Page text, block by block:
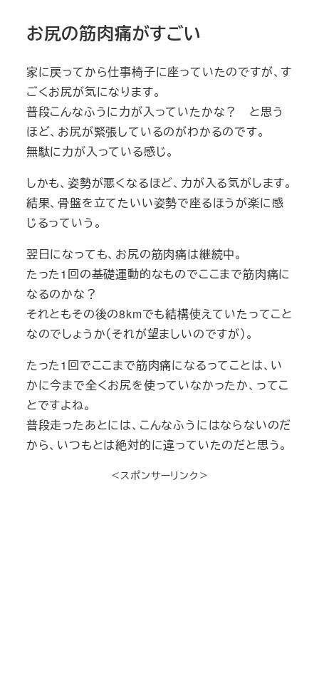
お尻の筋肉痛がすごい
家に戻ってから仕事椅子に座っていたのですが、す
ごくお尻が気になります。
普段こんなふうに力が入っていたかな？ と思う
ほど、お尻が緊張しているのがわかるのです。
無駄に力が入っている感じ。
しかも、姿勢が悪くなるほど、力が入る気がします。
結果、骨盤を立てたいい姿勢で座るほうが楽に感
じるっていう。
翌日になっても、お尻の筋肉痛は継続中。
たった1回の基礎運動的なものでここまで筋肉痛に
なるのかな？
それともその後の8kmでも結構使えていたってこと
なのでしょうか（それが望ましいのですが）。
たった1回でここまで筋肉痛になるってことは、い
かに今まで全くお尻を使っていなかったか、ってこ
とですよね。
普段走ったあとには、こんなふうにはならないのだ
から、いつもとは絶対的に違っていたのだと思う。
＜スポンサーリンク＞